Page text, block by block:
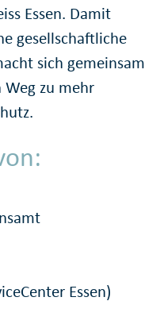
Essen. Damit
gesellschaftliche
sich gemeinsam
Weg zu mehr
Essen)